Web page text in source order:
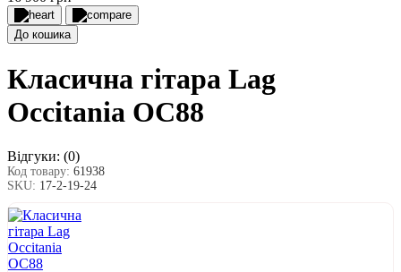
До кошика
Класична гітара Lag
Occitania OC88
Відгуки: (0)
Код товару: 61938
SKU: 17-2-19-24